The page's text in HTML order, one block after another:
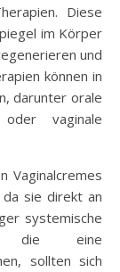
Diese
im Körper
und
können in
darunter orale
vaginale
Vaginalcremes
sie direkt an
systemische
die eine
sollten sich